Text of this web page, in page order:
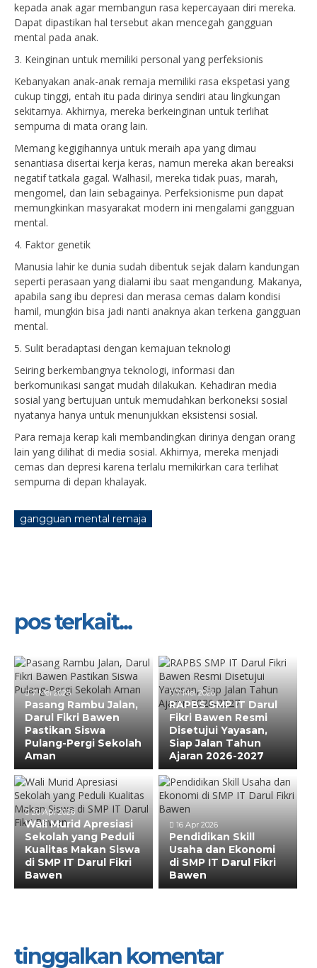
kepada anak agar membangun rasa kepercayaan diri mereka.
Dapat dipastikan hal tersebut akan mencegah gangguan
mental pada anak.
3. Keinginan untuk memiliki personal yang perfeksionis
Kebanyakan anak-anak remaja memiliki rasa ekspetasi yang
cukup tinggi, entah itu pada dirinya sendiri atau lingkungan
sekitarnya. Akhirnya, mereka berkeinginan untuk terlihat
sempurna di mata orang lain.
Memang kegigihannya untuk meraih apa yang dimau
senantiasa disertai kerja keras, namun mereka akan bereaksi
negatif tatkala gagal. Walhasil, mereka tidak puas, marah,
mengomel, dan lain sebagainya. Perfeksionisme pun dapat
memungkinkan masyarakat modern ini mengalami gangguan
mental.
4. Faktor genetik
Manusia lahir ke dunia sudah dibentuk sejak dalam kandungan
seperti perasaan yang dialami ibu saat mengandung. Makanya,
apabila sang ibu depresi dan merasa cemas dalam kondisi
hamil, mungkin bisa jadi nanti anaknya akan terkena gangguan
mental.
5. Sulit beradaptasi dengan kemajuan teknologi
Seiring berkembangnya teknologi, informasi dan
berkomunikasi sangat mudah dilakukan. Kehadiran media
sosial yang bertujuan untuk memudahkan berkoneksi sosial
nyatanya hanya untuk menunjukkan eksistensi sosial.
Para remaja kerap kali membandingkan dirinya dengan orang
lain yang dilihat di media sosial. Akhirnya, mereka menjadi
cemas dan depresi karena terlalu memikirkan cara terlihat
sempurna di depan khalayak.
gangguan mental remaja
pos terkait...
7 Mei 2026
Pasang Rambu Jalan,
Darul Fikri Bawen
Pastikan Siswa
Pulang-Pergi Sekolah
Aman
7 Mei 2026
RAPBS SMP IT Darul
Fikri Bawen Resmi
Disetujui Yayasan,
Siap Jalan Tahun
Ajaran 2026-2027
20 Apr 2026
Wali Murid Apresiasi
Sekolah yang Peduli
Kualitas Makan Siswa
di SMP IT Darul Fikri
Bawen
16 Apr 2026
Pendidikan Skill
Usaha dan Ekonomi
di SMP IT Darul Fikri
Bawen
tinggalkan komentar